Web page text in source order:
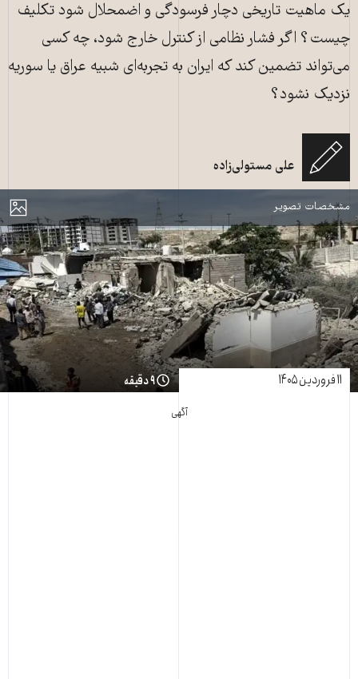
یک ماهیت تاریخی دچار فرسودگی و اضمحلال شود تکلیف
چیست؟ اگر فشار نظامی از کنترل خارج شود، چه کسی
می‌تواند تضمین کند که ایران به تجربه‌ای شبیه عراق یا سوریه
نزدیک نشود؟
علی مستولی‌زاده
نمایش
مشخصات تصویر
۱۱ فروردین ۱۴۰۵ ۹ دقیقه
آگهی